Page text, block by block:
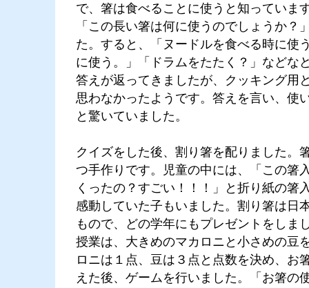
で、箸は食べることに使うと知っていま
「この長い箸は何に使うのでしょうか？
た。すると、「ヌードルを食べる時に使
に使う。」「ドラムをたたく？」などな
答えが返ってきましたが、クッキング用
思わなかったようです。答えを言い、使
と驚いていました。
クイズをした後、割り箸を配りました。
つ手作りです。児童の中には、「この箸
くったの？すごい！！！」と折り紙の箸
感動していた子もいました。割り箸は日
もので、どの学年にもプレゼントをしま
授業は、大きめのマカロニと小さめの豆
ロニは１点、豆は３点と点数を決め、お
えた後、ゲームを行いました。「お箸の